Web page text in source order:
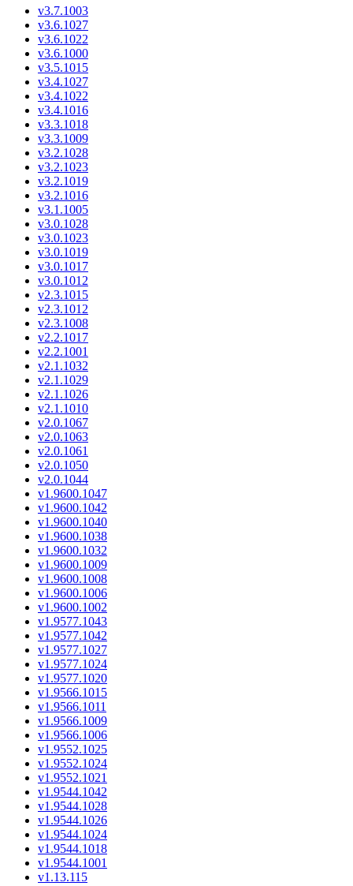
v3.7.1003
v3.6.1027
v3.6.1022
v3.6.1000
v3.5.1015
v3.4.1027
v3.4.1022
v3.4.1016
v3.3.1018
v3.3.1009
v3.2.1028
v3.2.1023
v3.2.1019
v3.2.1016
v3.1.1005
v3.0.1028
v3.0.1023
v3.0.1019
v3.0.1017
v3.0.1012
v2.3.1015
v2.3.1012
v2.3.1008
v2.2.1017
v2.2.1001
v2.1.1032
v2.1.1029
v2.1.1026
v2.1.1010
v2.0.1067
v2.0.1063
v2.0.1061
v2.0.1050
v2.0.1044
v1.9600.1047
v1.9600.1042
v1.9600.1040
v1.9600.1038
v1.9600.1032
v1.9600.1009
v1.9600.1008
v1.9600.1006
v1.9600.1002
v1.9577.1043
v1.9577.1042
v1.9577.1027
v1.9577.1024
v1.9577.1020
v1.9566.1015
v1.9566.1011
v1.9566.1009
v1.9566.1006
v1.9552.1025
v1.9552.1024
v1.9552.1021
v1.9544.1042
v1.9544.1028
v1.9544.1026
v1.9544.1024
v1.9544.1018
v1.9544.1001
v1.13.115